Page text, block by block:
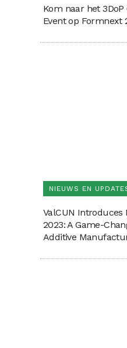
Kom naar het
Event op Formnext
NIEUWS EN
ValCUN
2023: A Game-
Additive